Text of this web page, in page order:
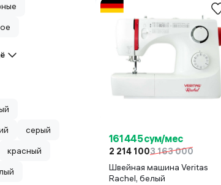
серый
красный
161 445 сум/мес
2 214 1003 163 000
Швейная машина Veritas
Rachel, белый